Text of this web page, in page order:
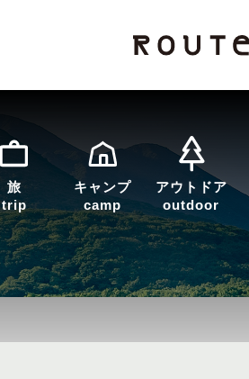
旅
trip
キャンプ
camp
アウトドア
outdoor